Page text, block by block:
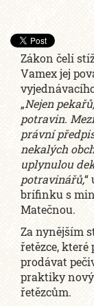
Zákon čelí
Vamex jej
„Nejen
potravin.
právní
nekalých
uplynulou
potravinářů,“
brífinku s
Matečnou.
Za nynějším
řetězce,
prodávat
praktiky nový
řetězcům.